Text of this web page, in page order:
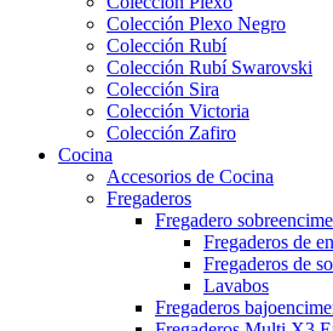
Colección Plexo Negro
Colección Rubí
Colección Rubí Swarovski
Colección Sira
Colección Victoria
Colección Zafiro
Cocina
Accesorios de Cocina
Fregaderos
Fregadero
Fregaderos de
Fregaderos de
Lavabos
Fregaderos